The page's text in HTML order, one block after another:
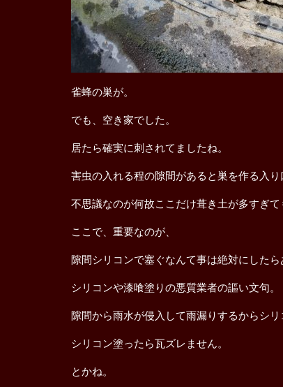
雀蜂の巣が。
でも、空き家でした。
居たら確実に刺されてましたね。
害虫の入れる程の隙間があると巣を作る入り
不思議なのが何故ここだけ葺き土が多すぎて
ここで、重要なのが、
隙間シリコンで塞ぐなんて事は絶対にしたら
シリコンや漆喰塗りの悪質業者の謳い文句。
隙間から雨水が侵入して雨漏りするからシリ
シリコン塗ったら瓦ズレません。
とかね。